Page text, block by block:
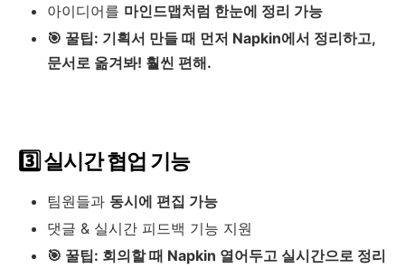
아이디어를 마인드맵처럼 한눈에 정리 가능
🎯 꿀팁: 기획서 만들 때 먼저 Napkin에서 정리하고,
문서로 옮겨봐! 훨씬 편해.
3️⃣ 실시간 협업 기능
팀원들과 동시에 편집 가능
댓글 & 실시간 피드백 기능 지원
🎯 꿀팁: 회의할 때 Napkin 열어두고 실시간으로 정리